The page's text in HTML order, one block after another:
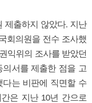
제출하지 않았다. 지난
회의원을 전수 조사했
익위의 조사를 받았던
서를 제출한 점을 고
다는 비판에 직면할 수
은 지난 10년 간으로